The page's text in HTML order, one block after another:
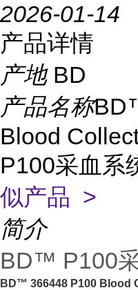
2026-01-14
产品详情
产地 BD
产品名称
Blood
P100采血系
似产品 >
简介
BD™ P100
BD™ 366448 P100 Blood